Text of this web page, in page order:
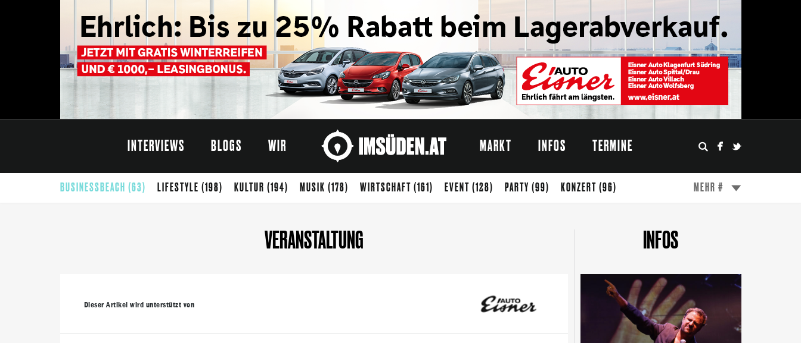
INTERVIEWS BLOGS WIR MARKT INFOS TERMINE
MEHR #
BUSINESSBEACH (63) LIFESTYLE (198) KULTUR (194) MUSIK (178) WIRTSCHAFT (161) EVENT (128) PARTY (99) KONZERT (96)
(39) SPORT(37) ARCHITEKTUR (27) DESIGN
NETZWERKEN(18) LOVENTAL(18)
BAUKULTUR(17) KOCHEN(16) JUNGE WIRTSCHAFT(14) VELDEN ALPEN-ADRIA-UNIVERSITÄT(13)
KLAGENFORNIA(12) DJ(12) SCHULE(12) ANEXIA(11) PAPA(11) PRAKTIKUM(11) TOURISMUS(11) COWORKING(10) (10) GRÜNDEN(10)
VERANSTALTUNG
Dieser Artikel wird unterstützt von
INFOS